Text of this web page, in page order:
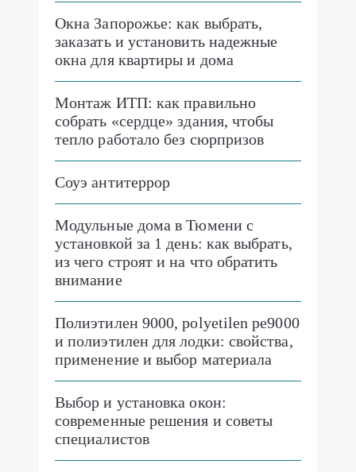
Окна Запорожье: как выбрать,
заказать и установить надежные
окна для квартиры и дома
Монтаж ИТП: как правильно
собрать «сердце» здания, чтобы
тепло работало без сюрпризов
Соуэ антитеррор
Модульные дома в Тюмени с
установкой за 1 день: как выбрать,
из чего строят и на что обратить
внимание
Полиэтилен 9000, polyetilen pe9000
и полиэтилен для лодки: свойства,
применение и выбор материала
Выбор и установка окон:
современные решения и советы
специалистов